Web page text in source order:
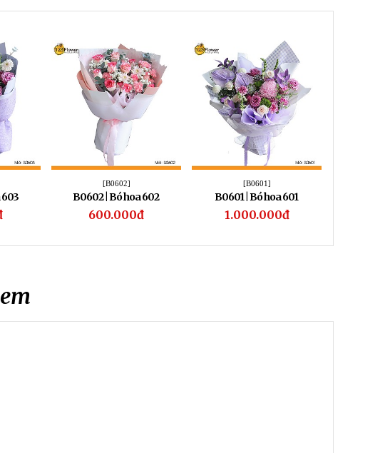
[B0602]
B0602 | Bó hoa 602
600.000đ
[B0601]
B0601 | Bó hoa 601
1.000.000đ